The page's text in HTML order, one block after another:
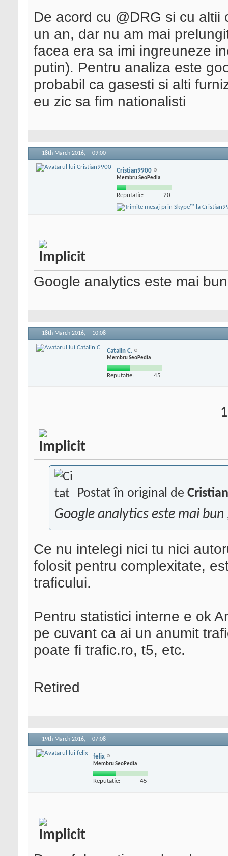
De acord cu @DRG si cu
un an, dar nu am mai
facea era sa imi ingreuneze
putin). Pentru analiza este
probabil ca gasesti si alti
eu zic sa fim nationalisti
18th March 2016, 09:00
Cristian9900
Membru SeoPedia
Reputatie: 20
Google analytics este mai
18th March 2016, 10:08
Catalin C.
Membru SeoPedia
Reputatie: 45
Postat în original de
Google analytics este mai
Ce nu intelegi nici tu nici
folosit pentru complexitate,
traficului.
Pentru statistici interne e ok
pe cuvant ca ai un anumit
poate fi trafic.ro, t5, etc.
Retired
19th March 2016, 07:08
felix
Membru SeoPedia
Reputatie: 45